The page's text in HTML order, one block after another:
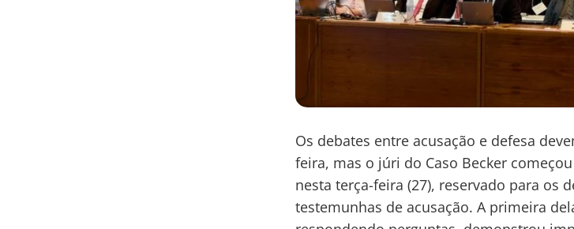
Os debates entre acusação e defesa
feira, mas o júri do Caso Becker
nesta terça-feira (27), reservado para os
testemunhas de acusação. A primeira